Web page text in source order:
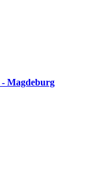
- Magdeburg